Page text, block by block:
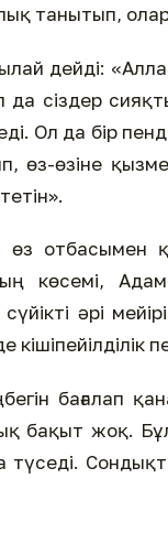
танытып,
дейді: «Алла
сіздер
Ол да бір
өз-өзіне
өз
көсемі,
әрі
бағалап
бақыт жоқ.